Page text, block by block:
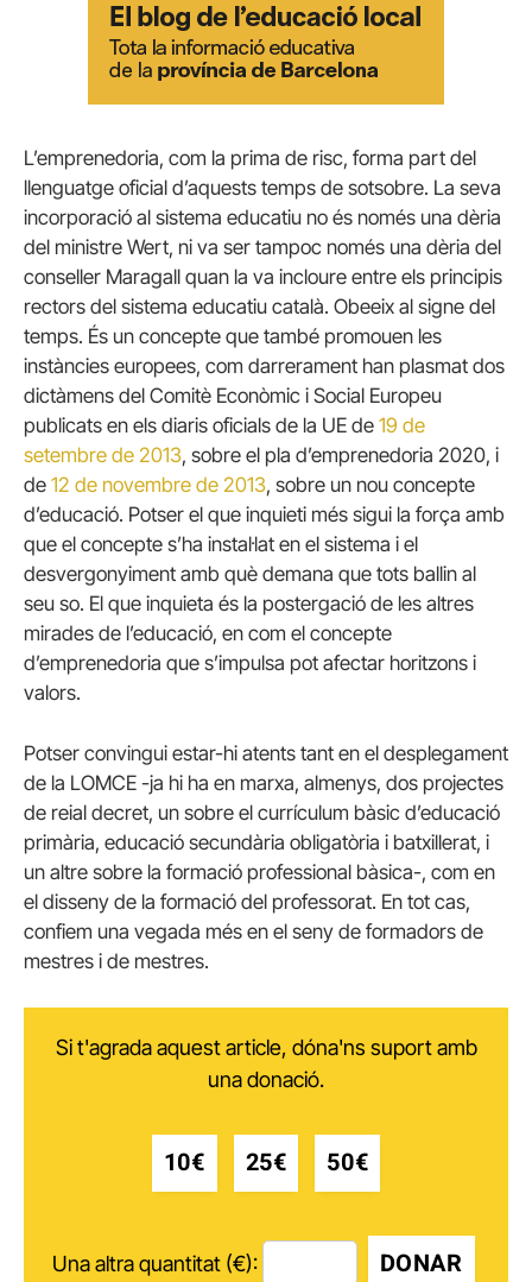
L’emprenedoria, com la prima de risc, forma part del
llenguatge oficial d’aquests temps de sotsobre. La seva
incorporació al sistema educatiu no és només una dèria
del ministre Wert, ni va ser tampoc només una dèria del
conseller Maragall quan la va incloure entre els principis
rectors del sistema educatiu català. Obeeix al signe del
temps. És un concepte que també promouen les
instàncies europees, com darrerament han plasmat dos
dictàmens del Comitè Econòmic i Social Europeu
publicats en els diaris oficials de la UE de 19 de
setembre de 2013, sobre el pla d’emprenedoria 2020, i
de 12 de novembre de 2013, sobre un nou concepte
d’educació. Potser el que inquieti més sigui la força amb
que el concepte s’ha instal·lat en el sistema i el
desvergonyiment amb què demana que tots ballin al
seu so. El que inquieta és la postergació de les altres
mirades de l’educació, en com el concepte
d’emprenedoria que s’impulsa pot afectar horitzons i
valors.
Potser convingui estar-hi atents tant en el desplegament
de la LOMCE -ja hi ha en marxa, almenys, dos projectes
de reial decret, un sobre el currículum bàsic d’educació
primària, educació secundària obligatòria i batxillerat, i
un altre sobre la formació professional bàsica-, com en
el disseny de la formació del professorat. En tot cas,
confiem una vegada més en el seny de formadors de
mestres i de mestres.
Si t'agrada aquest article, dóna'ns suport amb
una donació.
10€ 25€ 50€
Una altra quantitat (€): DONAR